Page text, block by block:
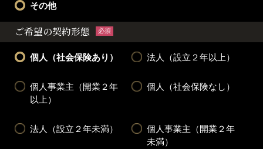
その他
ご希望の契約形態 必須
個人（社会保険あり） 法人（設立２年以上）
個人事業主（開業２年
以上）
個人（社会保険なし）
法人（設立２年未満）
個人事業主（開業２年
未満）